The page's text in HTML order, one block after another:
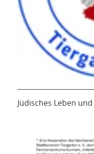
Jüdisches Leben